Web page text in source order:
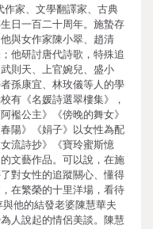
家、文學翻譯家、古典
日一百二十周年。施蟄存
與女作家陳小翠、趙清
他研討唐代詩歌，特殊追
則天、上官婉兒、盛小
孫康宜、林玫儀等人的學
有《名媛詩選翠樓集》，
襤公主》《傍晚的舞女》
陽》《娟子》以女性為配
流詩抄》《寶玲蜜斯憶
文藝作品。可以說，在施
對女性的追蹤關心、懂得
在繁榮的十里洋場，看待
他的結發老婆陳慧華夫
人說起的情侶美談。陳慧